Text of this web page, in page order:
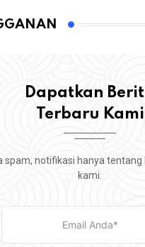
Dapatkan
Terbaru Kami
spam, notifikasi hanya
kami.